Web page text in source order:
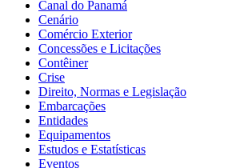
Canal do Panamá
Cenário
Comércio Exterior
Concessões e Licitações
Contêiner
Crise
Direito, Normas e Legislação
Embarcações
Entidades
Equipamentos
Estudos e Estatísticas
Eventos